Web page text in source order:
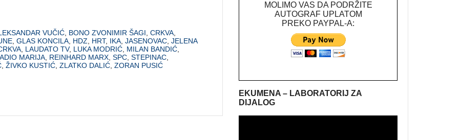
VUČIĆ, BONO ZVONIMIR ŠAGI, CRKVA,
, GLAS KONCILA, HDZ, HRT, IKA, JASENOVAC, JELENA
, LAUDATO TV, LUKA MODRIĆ, MILAN BANDIĆ,
MARIJA, REINHARD MARX, SPC, STEPINAC,
, ŽIVKO KUSTIĆ, ZLATKO DALIĆ, ZORAN PUSIĆ
MOLIMO VAS DA PODRŽITE
AUTOGRAF UPLATOM
PREKO PAYPAL-A:
EKUMENA – LABORATORIJ ZA
DIJALOG